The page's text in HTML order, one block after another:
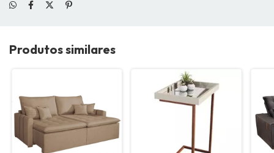
Produtos similares